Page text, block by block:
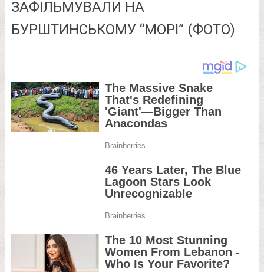
ЗАФІЛЬМУВАЛИ НА
БУРШТИНСЬКОМУ “МОРІ” (ФОТО)